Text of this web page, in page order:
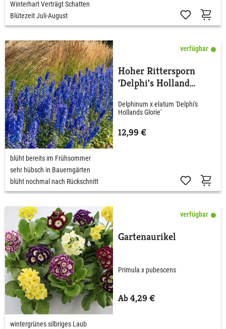
Winterhart Verträgt Schatten
Blütezeit Juli-August
verfügbar
Hoher Rittersporn
'Delphi's Holland
Delphinum x elatum 'Delphi's
Hollands Glorie'
12,99 €
blüht bereits im Frühsommer
sehr hübsch in Bauerngärten
blüht nochmal nach Rückschnitt
verfügbar
Gartenaurikel
Primula x pubescens
Ab 4,29 €
wintergrünes silbriges Laub